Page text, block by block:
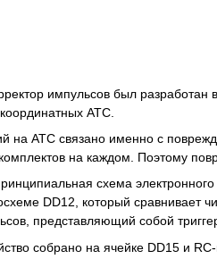
импульсов был
АТС.
на АТС связано именно с
на каждом. Поэтому
схема
DD12, который сравнивает
представляющий собой
собрано на ячейке DD15 и